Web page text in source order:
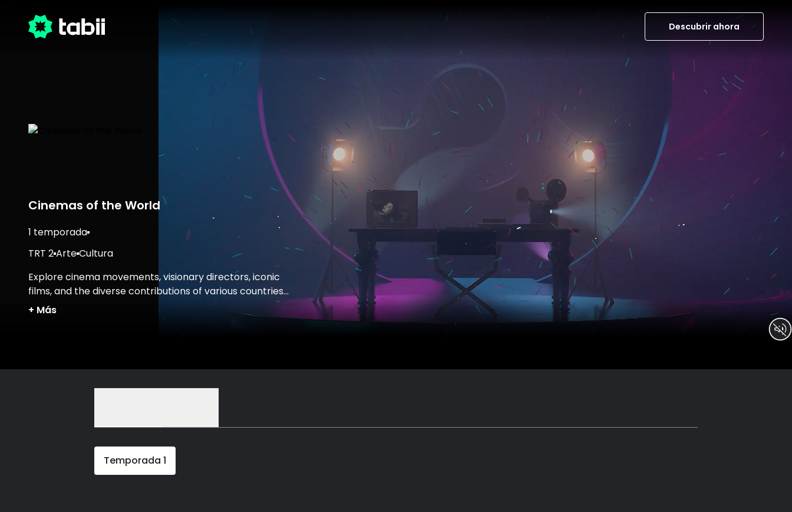
Descubrir ahora
Cinemas of the World
1 temporada
TRT 2ArteCultura
Explore cinema movements, visionary directors, iconic
films, and the diverse contributions of various countries
to the global cinematic landscape.
+ Más
Temporada 1